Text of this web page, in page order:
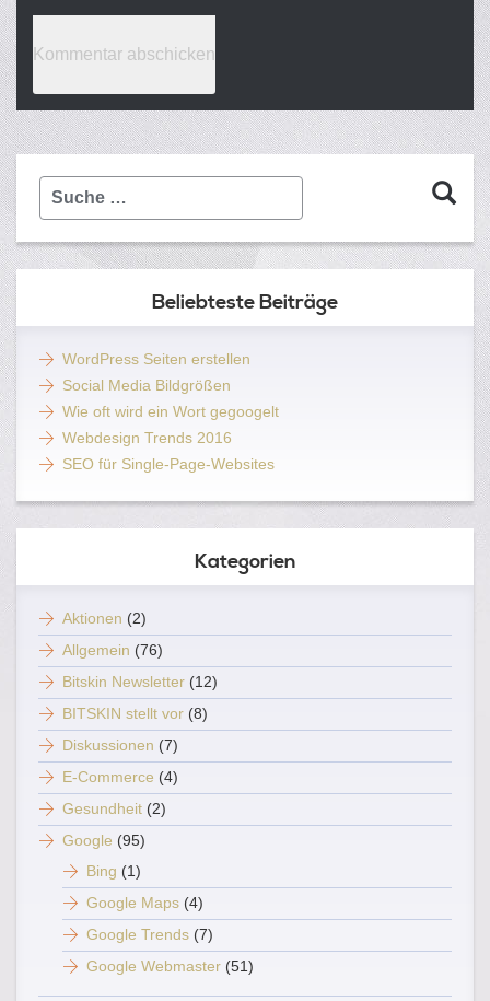
Suche
Beliebteste Beiträge
WordPress Seiten erstellen
Social Media Bildgrößen
Wie oft wird ein Wort gegoogelt
Webdesign Trends 2016
SEO für Single-Page-Websites
Kategorien
Aktionen (2)
Allgemein (76)
Bitskin Newsletter (12)
BITSKIN stellt vor (8)
Diskussionen (7)
E-Commerce (4)
Gesundheit (2)
Google (95)
Bing (1)
Google Maps (4)
Google Trends (7)
Google Webmaster (51)